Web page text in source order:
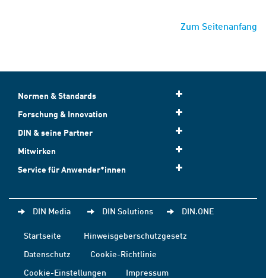
Zum Seitenanfang
Normen & Standards
Forschung & Innovation
DIN & seine Partner
Mitwirken
Service für Anwender*innen
DIN Media DIN Solutions DIN.ONE
Startseite
Hinweisgeberschutzgesetz
Datenschutz
Cookie-Richtlinie
Cookie-Einstellungen
Impressum